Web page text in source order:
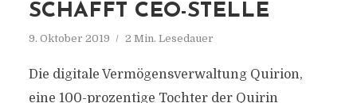
SCHAFFT CEO-STELLE
9. Oktober 2019 2 Min. Lesedauer
Die digitale Vermögensverwaltung Quirion,
eine 100-prozentige Tochter der Quirin